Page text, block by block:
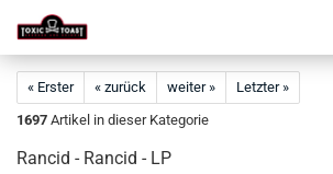
« Erster « zurück weiter »
Letzter »
1697 Artikel in dieser Kategorie
Rancid - Rancid - LP